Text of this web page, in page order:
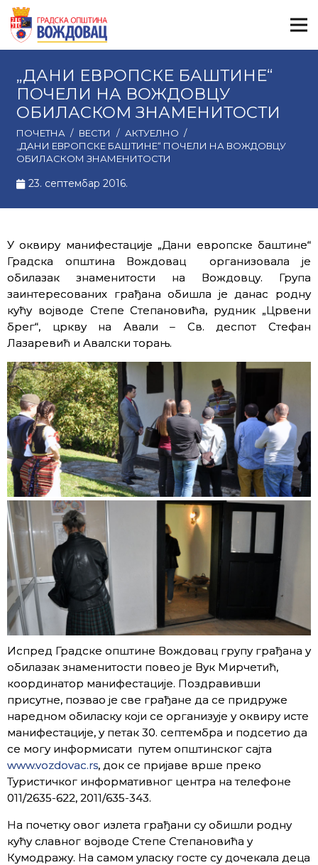
„ДАНИ ЕВРОПСКЕ БАШТИНЕ“
ПОЧЕЛИ НА ВОЖДОВЦУ
ОБИЛАСКОМ ЗНАМЕНИТОСТИ
ПОЧЕТНА / ВЕСТИ / АКТУЕЛНО /
„ДАНИ ЕВРОПСКЕ БАШТИНЕ“ ПОЧЕЛИ НА ВОЖДОВЦУ
ОБИЛАСКОМ ЗНАМЕНИТОСТИ
23. септембар 2016.
У оквиру манифестације „Дани европске баштине“
Градска општина Вождовац организовала је
обилазак знаменитости на Вождовцу. Група
заинтересованих грађана обишла је данас родну
кућу војводе Степе Степановића, рудник „Црвени
брег“, цркву на Авали – Св. деспот Стефан
Лазаревић и Авалски торањ.
Испред Градске општине Вождовац групу грађана у
обилазак знаменитости повео је Вук Мирчетић,
координатор манифестације. Поздравивши
присутне, позвао је све грађане да се придруже
наредном обиласку који се организује у оквиру исте
манифестације, у петак 30. септембра и подсетио да
се могу информисати путем општинског сајта
www.vozdovac.rs, док се пријаве врше преко
Туристичког информативног центра на телефоне
011/2635-622, 2011/635-343.
На почетку овог излета грађани су обишли родну
кућу славног војводе Степе Степановића у
Кумодражу. На самом уласку госте су дочекала деца